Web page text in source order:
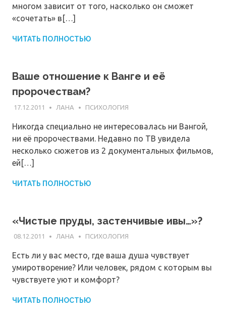
многом зависит от того, насколько он сможет
«сочетать» в[…]
ЧИТАТЬ ПОЛНОСТЬЮ
Ваше отношение к Ванге и её
пророчествам?
17.12.2011 ЛАНА ПСИХОЛОГИЯ
Никогда специально не интересовалась ни Вангой,
ни её пророчествами. Недавно по ТВ увидела
несколько сюжетов из 2 документальных фильмов,
ей[…]
ЧИТАТЬ ПОЛНОСТЬЮ
«Чистые пруды, застенчивые ивы…»?
08.12.2011 ЛАНА ПСИХОЛОГИЯ
Есть ли у вас место, где ваша душа чувствует
умиротворение? Или человек, рядом с которым вы
чувствуете уют и комфорт?
ЧИТАТЬ ПОЛНОСТЬЮ